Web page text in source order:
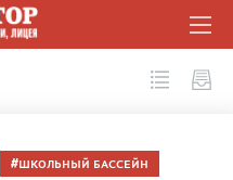
ШКОЛЬНЫЙ БАССЕЙН